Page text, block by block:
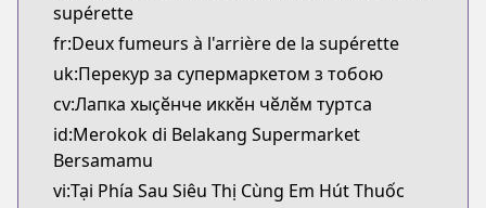
supérette
fr:Deux fumeurs à l'arrière de la supérette
uk:Перекур за супермаркетом з тобою
cv:Лапка хыҫӗнче иккӗн чӗлӗм туртса
id:Merokok di Belakang Supermarket
Bersamamu
vi:Tại Phía Sau Siêu Thị Cùng Em Hút Thuốc